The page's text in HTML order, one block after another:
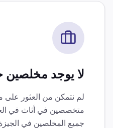
لا يوجد مخلصين
لم نتمكن من العثور
متخصصين في أثاث في
جميع المخلصين في